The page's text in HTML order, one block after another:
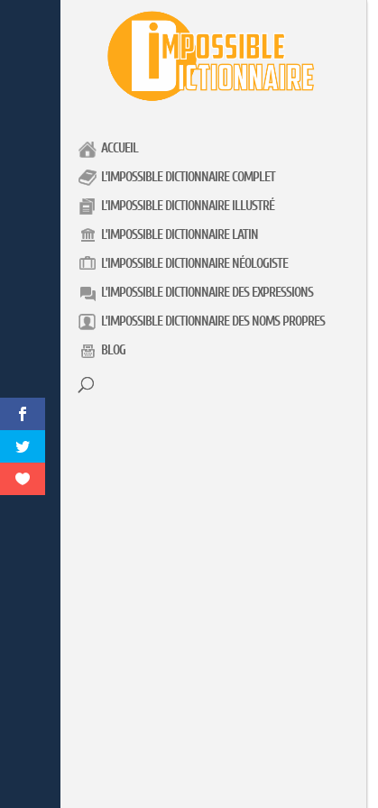
ACCUEIL
L’IMPOSSIBLE DICTIONNAIRE COMPLET
L’IMPOSSIBLE DICTIONNAIRE ILLUSTRÉ
L’IMPOSSIBLE DICTIONNAIRE LATIN
L’IMPOSSIBLE DICTIONNAIRE NÉOLOGISTE
L’IMPOSSIBLE DICTIONNAIRE DES EXPRESSIONS
L’IMPOSSIBLE DICTIONNAIRE DES NOMS PROPRES
BLOG